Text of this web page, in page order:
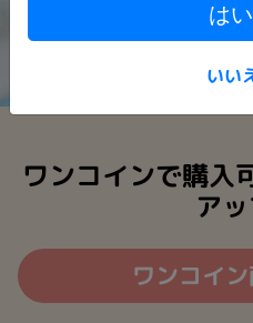
ワンコインで購入
アッ
ワンコイ
は
いい